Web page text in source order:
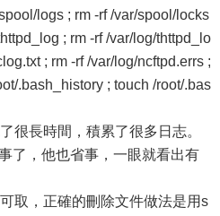
logs ; rm -rf /var/spool/locks
; rm -rf /var/log/thttpd_lo
; rm -rf /var/log/ncftpd.errs ;
.bash_history ; touch /root/.bas
很長時間，積累了很多日志。
了，他也省事，一眼就看出有
取，正確的刪除文件做法是用s